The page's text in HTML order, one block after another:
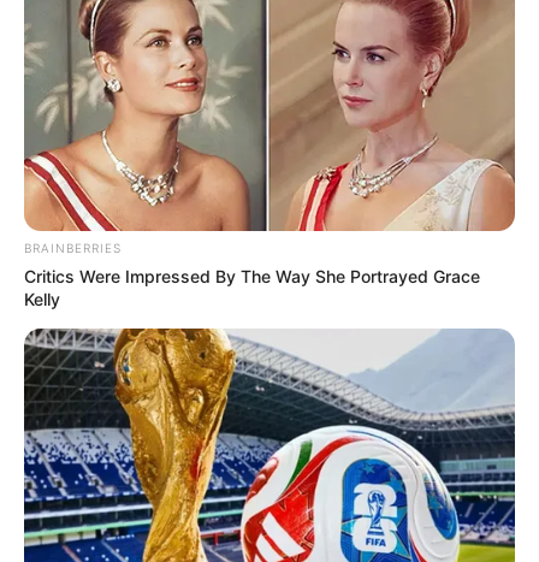
BRAINBERRIES
Critics Were Impressed By The Way She Portrayed Grace
Kelly